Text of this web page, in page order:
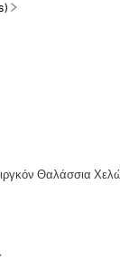
Θαλάσσια